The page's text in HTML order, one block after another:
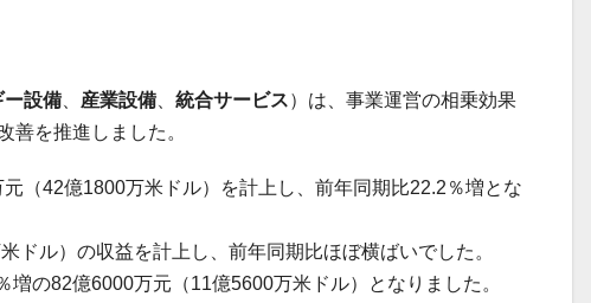
ー設備 産業設備 統合サービス）は、事業運営の相乗効果
善を推進しました。
（42億1800万米ドル）を計上し、前年同期比22.2％増とな
ドル）の収益を計上し、前年同期比ほぼ横ばいでした。
の82億6000万元（11億5600万米ドル）となりました。